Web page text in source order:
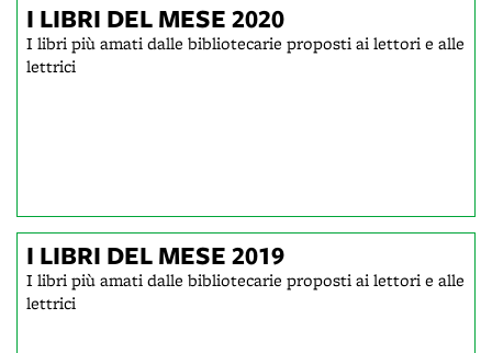
I LIBRI DEL MESE 2020
I libri più amati dalle bibliotecarie proposti ai lettori e alle
lettrici
I LIBRI DEL MESE 2019
I libri più amati dalle bibliotecarie proposti ai lettori e alle
lettrici